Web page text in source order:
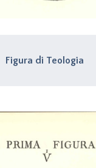
Figura di Teologia